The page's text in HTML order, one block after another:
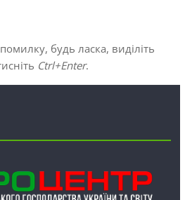
будь ласка, виділіть
Ctrl+Enter.